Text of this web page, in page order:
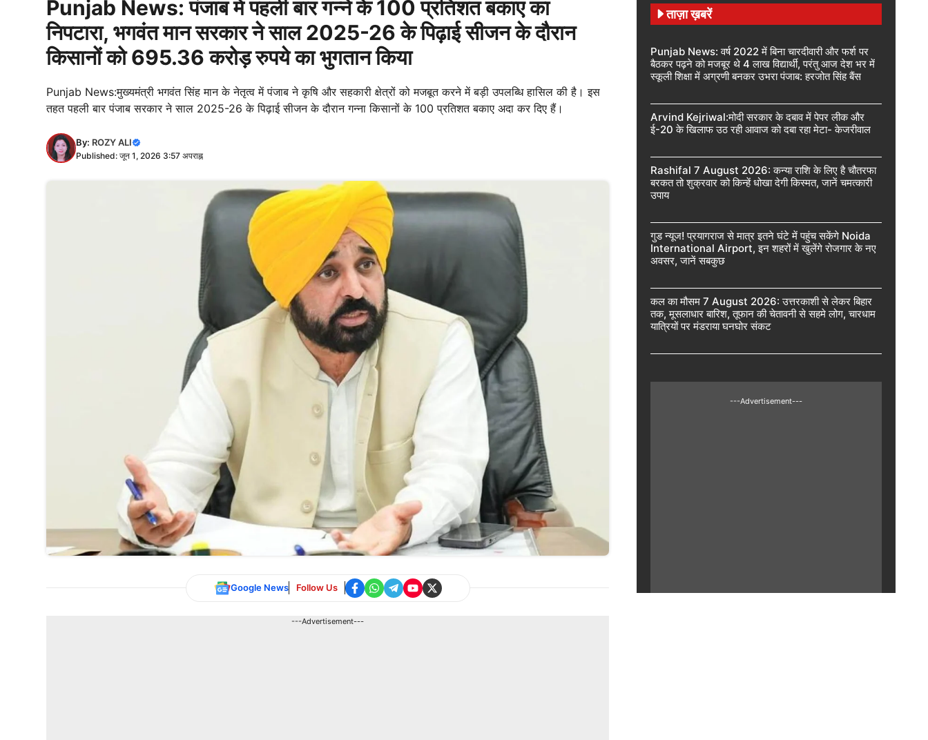
Punjab News: पंजाब में पहली बार गन्ने के 100 प्रतिशत बकाए का
निपटारा, भगवंत मान सरकार ने साल 2025-26 के पिढ़ाई सीजन के दौरान
किसानों को 695.36 करोड़ रुपये का भुगतान किया
Punjab News:मुख्यमंत्री भगवंत सिंह मान के नेतृत्व में पंजाब ने कृषि और सहकारी क्षेत्रों को मजबूत करने में बड़ी उपलब्धि हासिल की है। इस
तहत पहली बार पंजाब सरकार ने साल 2025-26 के पिढ़ाई सीजन के दौरान गन्ना किसानों के 100 प्रतिशत बकाए अदा कर दिए हैं।
By: ROZY ALI
Published: जून 1, 2026 3:57 अपराह्न
Google News Follow Us
---Advertisement---
ताज़ा ख़बरें
Punjab News: वर्ष 2022 में बिना चारदीवारी और फर्श पर
बैठकर पढ़ने को मजबूर थे 4 लाख विद्यार्थी, परंतु आज देश भर में
स्कूली शिक्षा में अग्रणी बनकर उभरा पंजाब: हरजोत सिंह बैंस
Arvind Kejriwal:मोदी सरकार के दबाव में पेपर लीक और
ई-20 के खिलाफ उठ रही आवाज को दबा रहा मेटा- केजरीवाल
Rashifal 7 August 2026: कन्या राशि के लिए है चौतरफा
बरकत तो शुक्रवार को किन्हें धोखा देगी किस्मत, जानें चमत्कारी
उपाय
गुड न्यूज! प्रयागराज से मात्र इतने घंटे में पहुंच सकेंगे Noida
International Airport, इन शहरों में खुलेंगे रोजगार के नए
अवसर, जानें सबकुछ
कल का मौसम 7 August 2026: उत्तरकाशी से लेकर बिहार
तक, मूसलाधार बारिश, तूफान की चेतावनी से सहमे लोग, चारधाम
यात्रियों पर मंडराया घनघोर संकट
---Advertisement---